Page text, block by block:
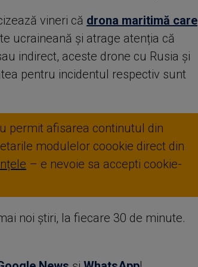
vineri că drona maritimă care
ucraineană și atrage atenția că
indirect, aceste drone cu Rusia și
pentru incidentul respectiv sunt
permit afisarea continutul din
modulelor coookie direct din
– e nevoie sa accepti cookie-
noi știri, la fiecare 30 de minute.